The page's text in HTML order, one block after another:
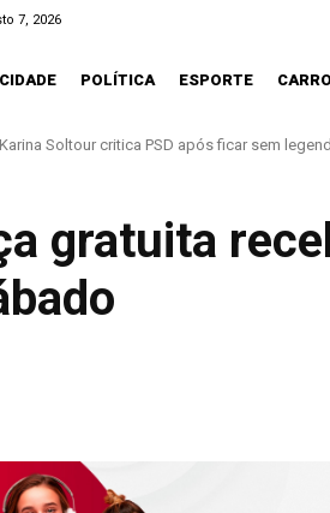
7, 2026
CIDADE POLÍTICA ESPORTE
Soltour critica PSD após ficar sem legenda
Entenda o que muda com a nova Lei do Frete
gratuita